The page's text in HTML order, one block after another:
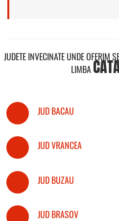
JUDETE INVECINATE UNDE OFERIM
LIMBA
JUD BACAU
JUD VRANCEA
JUD BUZAU
JUD BRASOV